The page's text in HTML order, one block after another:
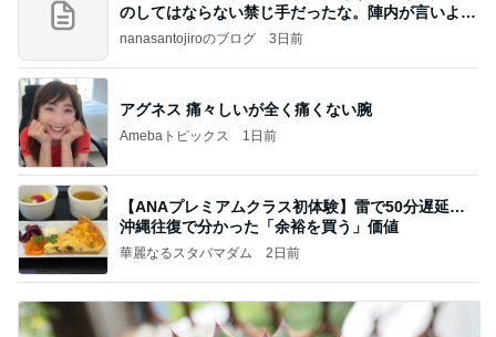
のしてはならない禁じ手だったな。陣内が言いよる
のよ
nanasantojiroのブログ 3日前
アグネス 痛々しいが全く痛くない腕
Amebaトピックス 1日前
【ANAプレミアムクラス初体験】雷で50分遅延…
沖縄往復で分かった「余裕を買う」価値
華麗なるスタバマダム 2日前